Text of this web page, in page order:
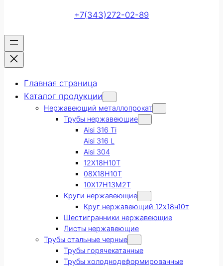
+7(343)272-02-89
Главная страница
Каталог продукции
Нержавеющий металлопрокат
Трубы нержавеющие
Aisi 316 Ti
Aisi 316 L
Aisi 304
12Х18Н10Т
08Х18Н10Т
10Х17Н13М2Т
Круги нержавеющие
Круг нержавеющий 12х18н10т
Шестигранники нержавеющие
Листы нержавеющие
Трубы стальные черные
Трубы горячекатанные
Трубы холоднодеформированные